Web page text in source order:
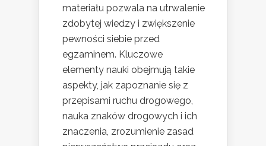
materiału pozwala na utrwalenie
zdobytej wiedzy i zwiększenie
pewności siebie przed
egzaminem. Kluczowe
elementy nauki obejmują takie
aspekty, jak zapoznanie się z
przepisami ruchu drogowego,
nauka znaków drogowych i ich
znaczenia, zrozumienie zasad